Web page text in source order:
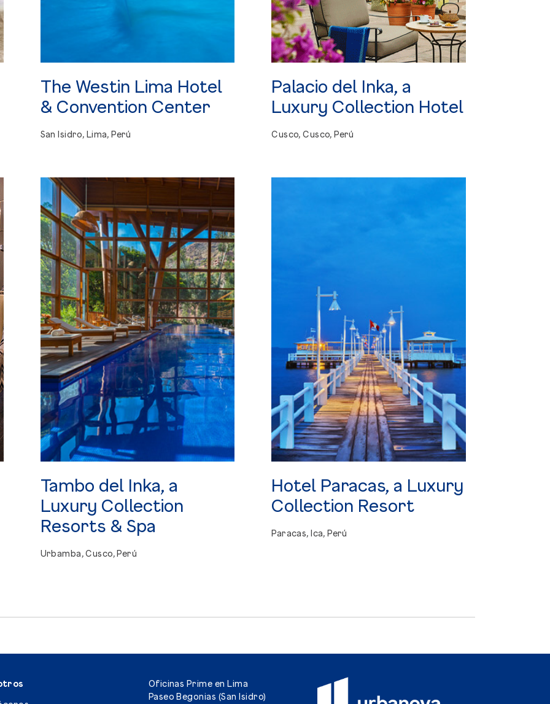
The Westin Lima Hotel
& Convention Center
San Isidro, Lima, Perú
Tambo del Inka, a
Luxury Collection
Resorts & Spa
Urbamba, Cusco, Perú
Palacio del Inka, a
Luxury Collection Hotel
Cusco, Cusco, Perú
Hotel Paracas, a Luxury
Collection Resort
Paracas, Ica, Perú
Oficinas Prime en Lima
Paseo Begonias (San Isidro)